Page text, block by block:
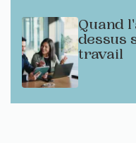
Quand
dessus
travail